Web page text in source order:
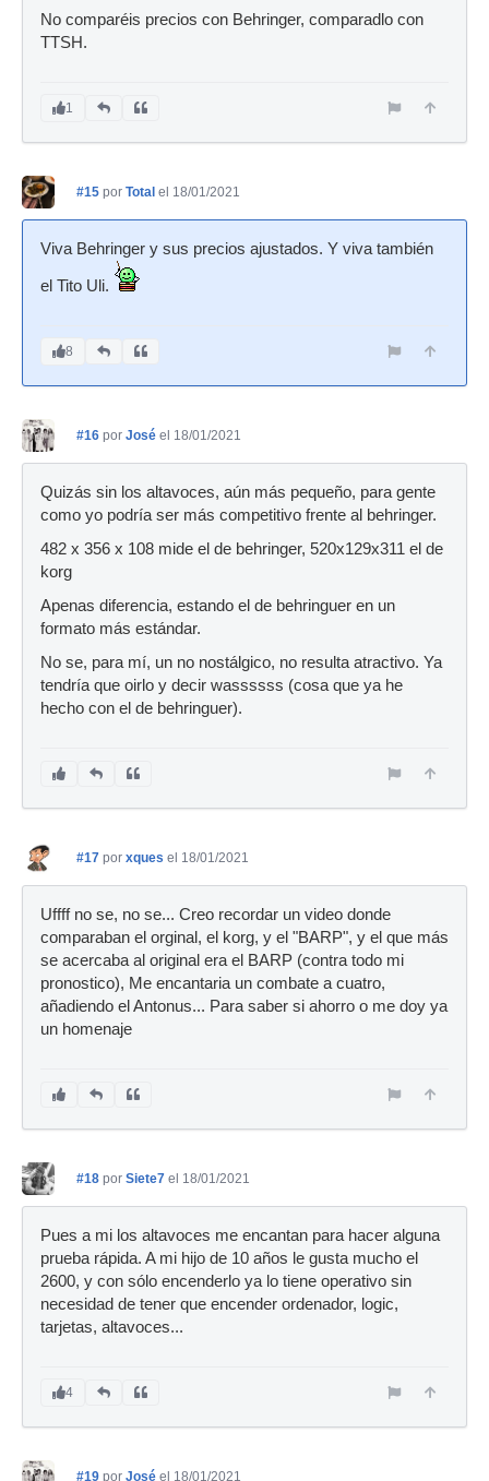
No comparéis precios con Behringer, comparadlo con
TTSH.
1
#15 por Total el 18/01/2021
Viva Behringer y sus precios ajustados. Y viva también
el Tito Uli.
8
#16 por José el 18/01/2021
Quizás sin los altavoces, aún más pequeño, para gente
como yo podría ser más competitivo frente al behringer.
482 x 356 x 108 mide el de behringer, 520x129x311 el de
korg
Apenas diferencia, estando el de behringuer en un
formato más estándar.
No se, para mí, un no nostálgico, no resulta atractivo. Ya
tendría que oirlo y decir wassssss (cosa que ya he
hecho con el de behringuer).
#17 por xques el 18/01/2021
Uffff no se, no se... Creo recordar un video donde
comparaban el orginal, el korg, y el "BARP", y el que más
se acercaba al original era el BARP (contra todo mi
pronostico), Me encantaria un combate a cuatro,
añadiendo el Antonus... Para saber si ahorro o me doy ya
un homenaje
#18 por Siete7 el 18/01/2021
Pues a mi los altavoces me encantan para hacer alguna
prueba rápida. A mi hijo de 10 años le gusta mucho el
2600, y con sólo encenderlo ya lo tiene operativo sin
necesidad de tener que encender ordenador, logic,
tarjetas, altavoces...
4
#19 por José el 18/01/2021